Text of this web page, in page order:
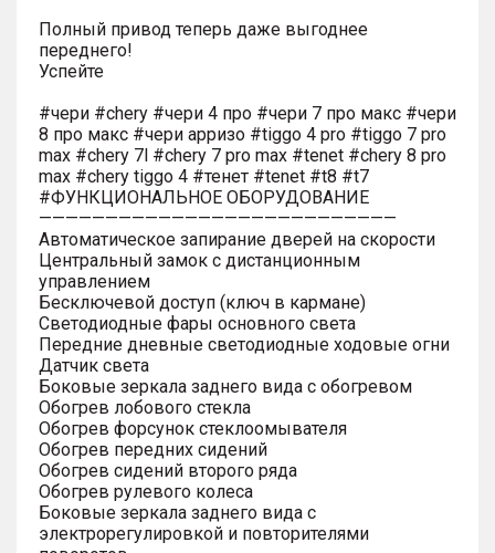
Полный привод теперь даже выгоднее
переднего!
Успейте
#чери #chery #чери 4 про #чери 7 про макс #чери
8 про макс #чери арризо #tiggo 4 pro #tiggo 7 pro
max #chery 7l #chery 7 pro max #tenet #chery 8 pro
max #chery tiggo 4 #тенет #tenet #t8 #t7
#ФУНКЦИОНАЛЬНОЕ ОБОРУДОВАНИЕ
———————————————————————————
Автоматическое запирание дверей на скорости
Центральный замок с дистанционным
управлением
Бесключевой доступ (ключ в кармане)
Светодиодные фары основного света
Передние дневные светодиодные ходовые огни
Датчик света
Боковые зеркала заднего вида с обогревом
Обогрев лобового стекла
Обогрев форсунок стеклоомывателя
Обогрев передних сидений
Обогрев сидений второго ряда
Обогрев рулевого колеса
Боковые зеркала заднего вида с
электрорегулировкой и повторителями